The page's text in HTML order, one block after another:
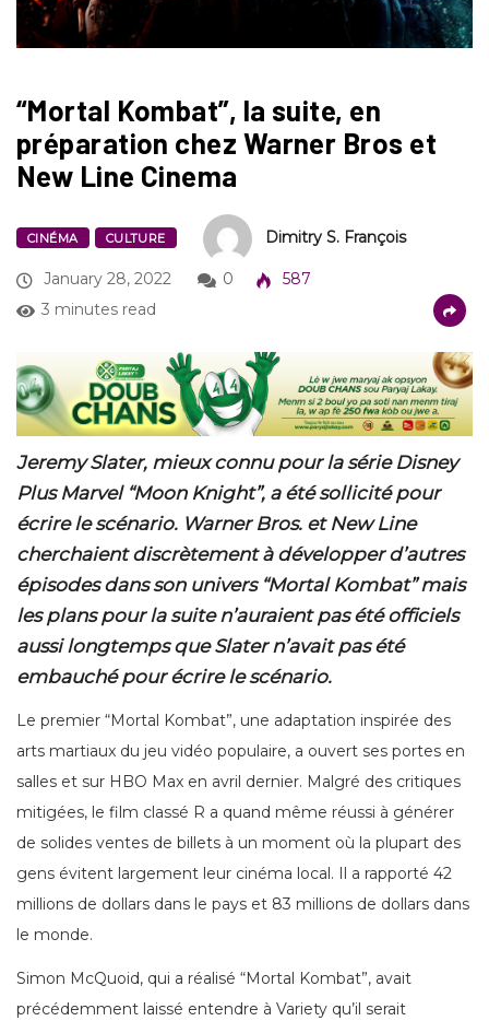
“Mortal Kombat”, la suite, en
préparation chez Warner Bros et
New Line Cinema
CINÉMA CULTURE Dimitry S. François
January 28, 2022 0
587
3 minutes read
Jeremy Slater, mieux connu pour la série Disney
Plus Marvel “Moon Knight”, a été sollicité pour
écrire le scénario. Warner Bros. et New Line
cherchaient discrètement à développer d’autres
épisodes dans son univers “Mortal Kombat” mais
les plans pour la suite n’auraient pas été officiels
aussi longtemps que Slater n’avait pas été
embauché pour écrire le scénario.
Le premier “Mortal Kombat”, une adaptation inspirée des
arts martiaux du jeu vidéo populaire, a ouvert ses portes en
salles et sur HBO Max en avril dernier. Malgré des critiques
mitigées, le film classé R a quand même réussi à générer
de solides ventes de billets à un moment où la plupart des
gens évitent largement leur cinéma local. Il a rapporté 42
millions de dollars dans le pays et 83 millions de dollars dans
le monde.
Simon McQuoid, qui a réalisé “Mortal Kombat”, avait
précédemment laissé entendre à Variety qu’il serait